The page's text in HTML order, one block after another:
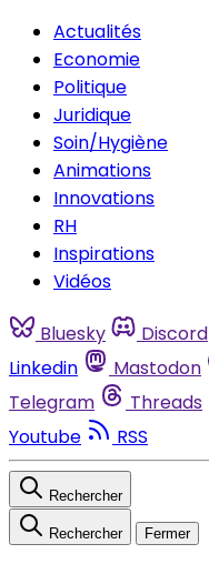
Actualités
Economie
Politique
Juridique
Soin/Hygiène
Animations
Innovations
RH
Inspirations
Vidéos
Bluesky Discord
Linkedin
Mastodon
Telegram
Threads
Youtube
RSS
Rechercher
Rechercher Fermer